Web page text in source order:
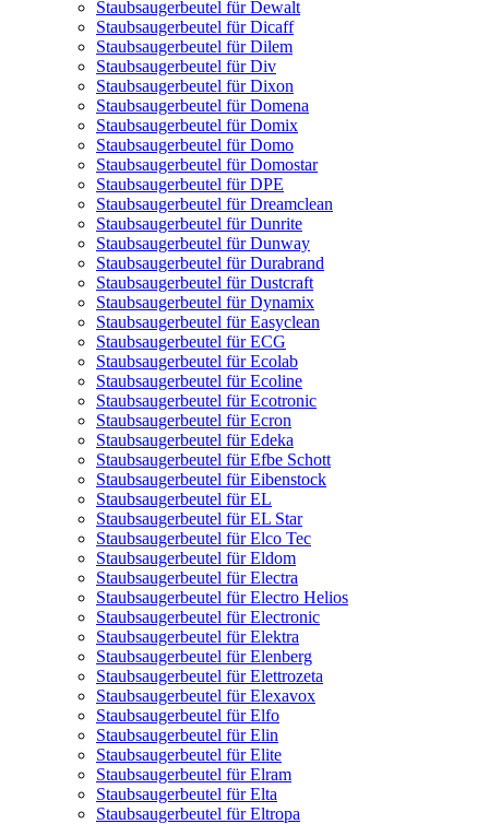
Staubsaugerbeutel für Dewalt
Staubsaugerbeutel für Dicaff
Staubsaugerbeutel für Dilem
Staubsaugerbeutel für Div
Staubsaugerbeutel für Dixon
Staubsaugerbeutel für Domena
Staubsaugerbeutel für Domix
Staubsaugerbeutel für Domo
Staubsaugerbeutel für Domostar
Staubsaugerbeutel für DPE
Staubsaugerbeutel für Dreamclean
Staubsaugerbeutel für Dunrite
Staubsaugerbeutel für Dunway
Staubsaugerbeutel für Durabrand
Staubsaugerbeutel für Dustcraft
Staubsaugerbeutel für Dynamix
Staubsaugerbeutel für Easyclean
Staubsaugerbeutel für ECG
Staubsaugerbeutel für Ecolab
Staubsaugerbeutel für Ecoline
Staubsaugerbeutel für Ecotronic
Staubsaugerbeutel für Ecron
Staubsaugerbeutel für Edeka
Staubsaugerbeutel für Efbe Schott
Staubsaugerbeutel für Eibenstock
Staubsaugerbeutel für EL
Staubsaugerbeutel für EL Star
Staubsaugerbeutel für Elco Tec
Staubsaugerbeutel für Eldom
Staubsaugerbeutel für Electra
Staubsaugerbeutel für Electro Helios
Staubsaugerbeutel für Electronic
Staubsaugerbeutel für Elektra
Staubsaugerbeutel für Elenberg
Staubsaugerbeutel für Elettrozeta
Staubsaugerbeutel für Elexavox
Staubsaugerbeutel für Elfo
Staubsaugerbeutel für Elin
Staubsaugerbeutel für Elite
Staubsaugerbeutel für Elram
Staubsaugerbeutel für Elta
Staubsaugerbeutel für Eltropa